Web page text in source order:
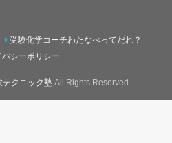
受験化学コーチわたなべってだれ？
バシーポリシー
テクニック塾.All Rights Reserved.